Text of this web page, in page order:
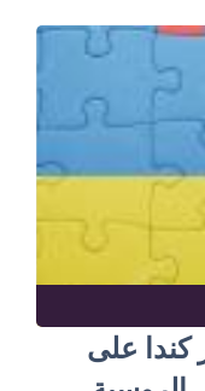
كندا على